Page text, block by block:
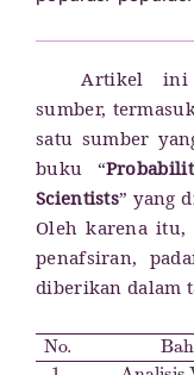
Artikel ini
sumber,
satu sumber
buku “
Scientists” yang
Oleh karena
penafsiran,
diberikan dalam
No.Bahasa
Analisis
Rata-RataMean3.
Homogenitas
Jumlah Kuadrat
Total Sum of Squares (SST)8.
Jumlah Kuadrat Perlakuan (JKP)Jumlah Kuadrat
Error Sum of Squares (SSE)10.Hipotesis NolNull
Hipotesis Alternatif
Statistik UjiTest Statistic
Significance Value15.Uji
Derajat KebebasanANAVA